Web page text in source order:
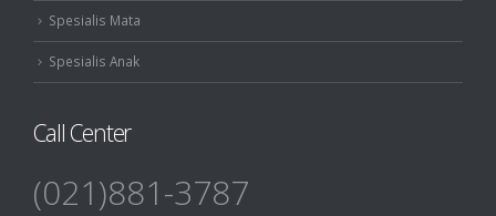
Spesialis Mata
Spesialis Anak
Call Center
(021)881-3787